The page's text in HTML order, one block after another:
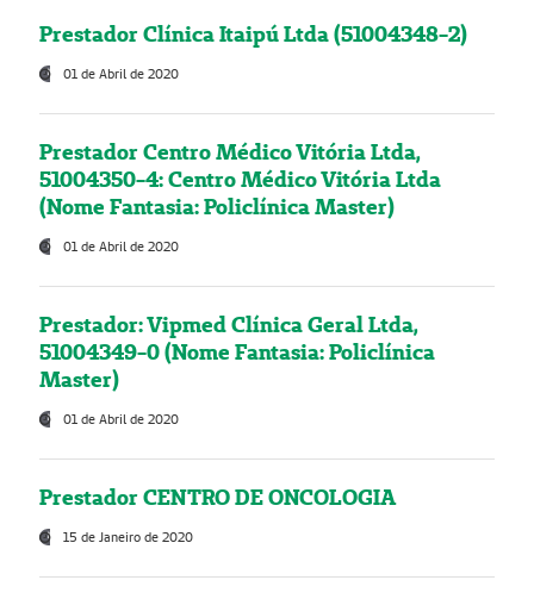
Prestador Clínica Itaipú Ltda (51004348-2)
01 de Abril de 2020
Prestador Centro Médico Vitória Ltda,
51004350-4: Centro Médico Vitória Ltda
(Nome Fantasia: Policlínica Master)
01 de Abril de 2020
Prestador: Vipmed Clínica Geral Ltda,
51004349-0 (Nome Fantasia: Policlínica
Master)
01 de Abril de 2020
Prestador CENTRO DE ONCOLOGIA
15 de Janeiro de 2020